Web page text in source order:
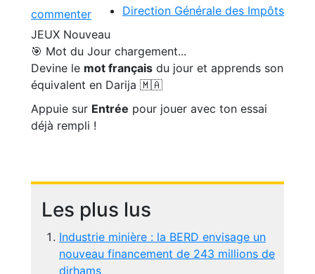
commenter
Direction Générale des Impôts
JEUX Nouveau
🎯 Mot du Jour chargement...
Devine le mot français du jour et apprends son
équivalent en Darija 🇲🇦
Appuie sur Entrée pour jouer avec ton essai
déjà rempli !
Les plus lus
Industrie minière : la BERD envisage un
nouveau financement de 243 millions de
dirhams